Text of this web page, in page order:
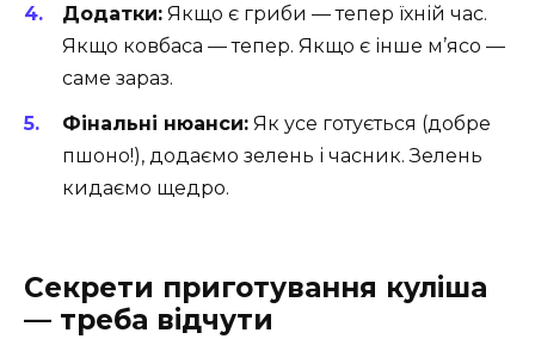
Додатки: Якщо є гриби — тепер їхній час.
Якщо ковбаса — тепер. Якщо є інше м’ясо —
саме зараз.
Фінальні нюанси: Як усе готується (добре
пшоно!), додаємо зелень і часник. Зелень
кидаємо щедро.
Секрети приготування куліша
— треба відчути